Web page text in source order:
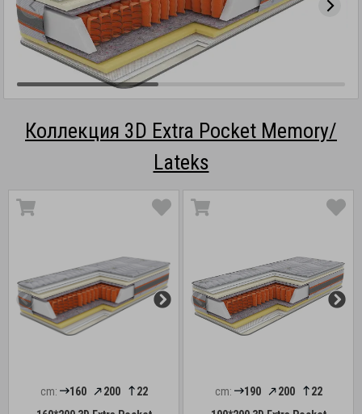
Коллекция 3D Extra Pocket Memory/
Lateks
cm: 160 200
22
cm: 190 200
22